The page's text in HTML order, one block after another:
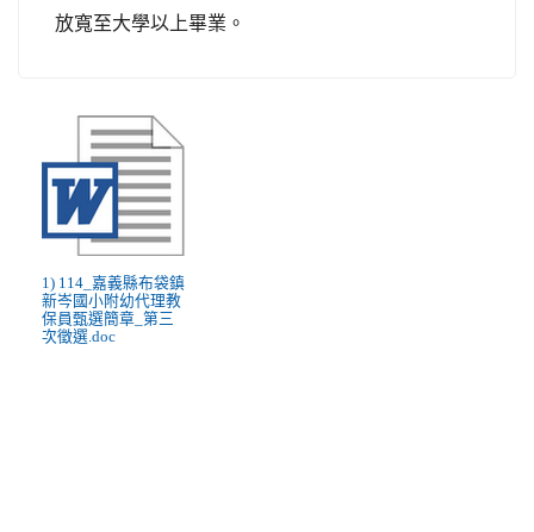
放寬至大學以上畢業。
1) 114_嘉義縣布袋鎮
新岑國小附幼代理教
保員甄選簡章_第三
次徵選.doc